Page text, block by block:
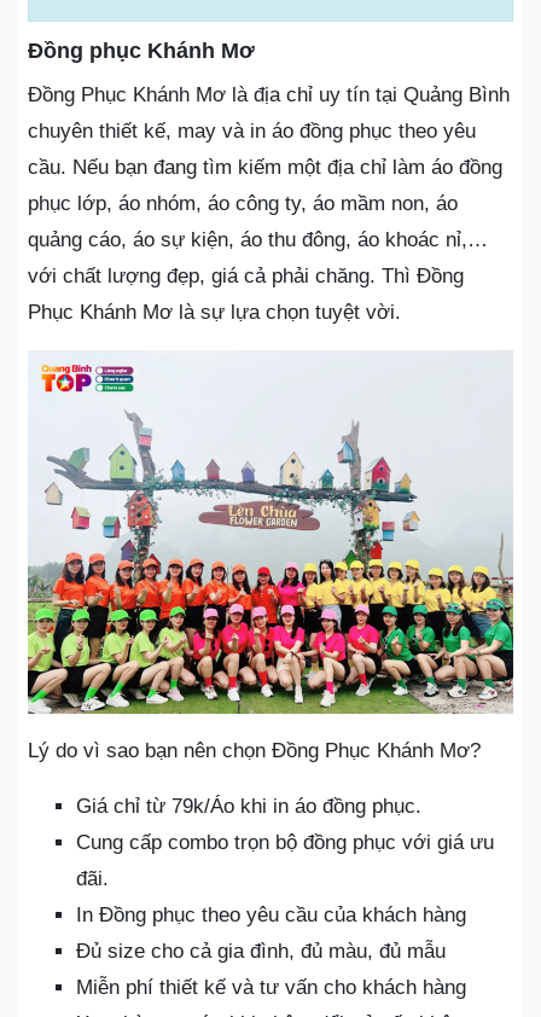
Đồng phục Khánh Mơ
Đồng Phục Khánh Mơ là địa chỉ uy tín tại Quảng Bình
chuyên thiết kế, may và in áo đồng phục theo yêu
cầu. Nếu bạn đang tìm kiếm một địa chỉ làm áo đồng
phục lớp, áo nhóm, áo công ty, áo mầm non, áo
quảng cáo, áo sự kiện, áo thu đông, áo khoác nỉ,…
với chất lượng đẹp, giá cả phải chăng. Thì Đồng
Phục Khánh Mơ là sự lựa chọn tuyệt vời.
Lý do vì sao bạn nên chọn Đồng Phục Khánh Mơ?
Giá chỉ từ 79k/Áo khi in áo đồng phục.
Cung cấp combo trọn bộ đồng phục với giá ưu
đãi.
In Đồng phục theo yêu cầu của khách hàng
Đủ size cho cả gia đình, đủ màu, đủ mẫu
Miễn phí thiết kế và tư vấn cho khách hàng